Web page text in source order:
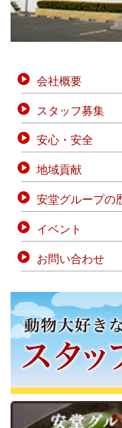
会社概要
スタッフ募集
安心・安全
地域貢献
安堂グループの
イベント
お問い合わせ